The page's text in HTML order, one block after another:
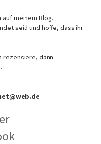
meinem Blog.
seid und hoffe, dass ihr
rezensiere, dann